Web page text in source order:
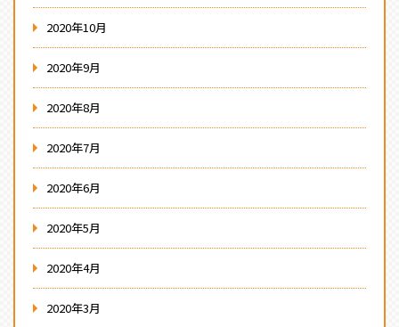
2020年10月
2020年9月
2020年8月
2020年7月
2020年6月
2020年5月
2020年4月
2020年3月